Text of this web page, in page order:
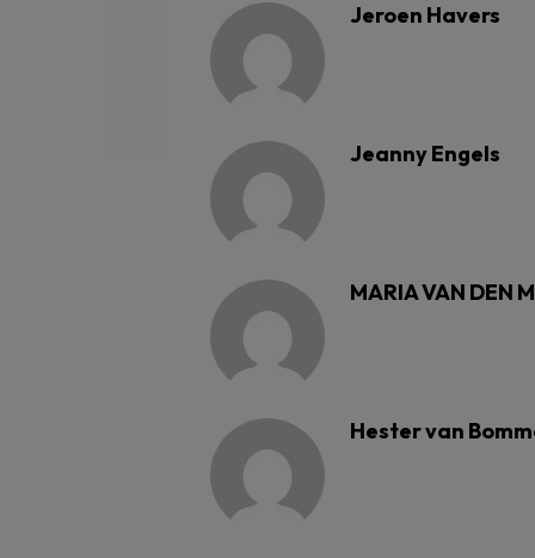
Jeroen Havers
Jeanny Engels
MARIA VAN DEN
Hester van